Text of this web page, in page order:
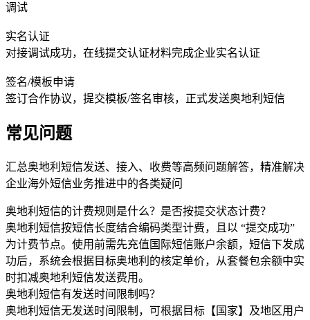
调试
实名认证
对接调试成功，在线提交认证材料完成企业实名认证
签名/模板申请
签订合作协议，提交模板/签名审核，正式发送奥地利短信
常见问题
汇总奥地利短信发送、接入、收费等高频问题解答，精准解决
企业海外短信业务推进中的各类疑问
奥地利短信的计费规则是什么？是否按提交状态计费？
奥地利短信按短信长度结合编码类型计费，且以 “提交成功”
为计费节点。使用前需先充值国际短信账户余额，短信下发成
功后，系统会根据目标奥地利的核定单价，从套餐包余额中实
时扣减奥地利短信发送费用。
奥地利短信有发送时间限制吗？
奥地利短信无发送时间限制，可根据目标【国家】及地区用户